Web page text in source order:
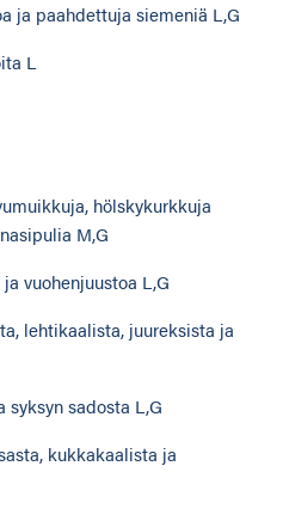
ja paahdettuja siemeniä L,G
L
hölskykurkkuja
M,G
vuohenjuustoa L,G
lehtikaalista, juureksista ja
syksyn sadosta L,G
kukkakaalista ja